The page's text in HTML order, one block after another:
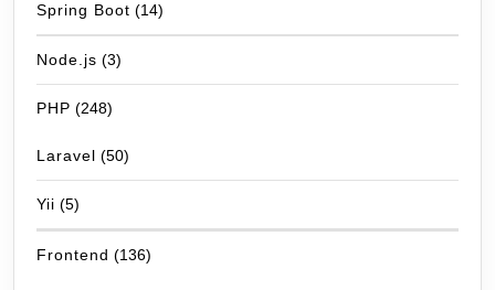
Spring Boot (14)
Node.js (3)
PHP (248)
Laravel (50)
Yii (5)
Frontend (136)